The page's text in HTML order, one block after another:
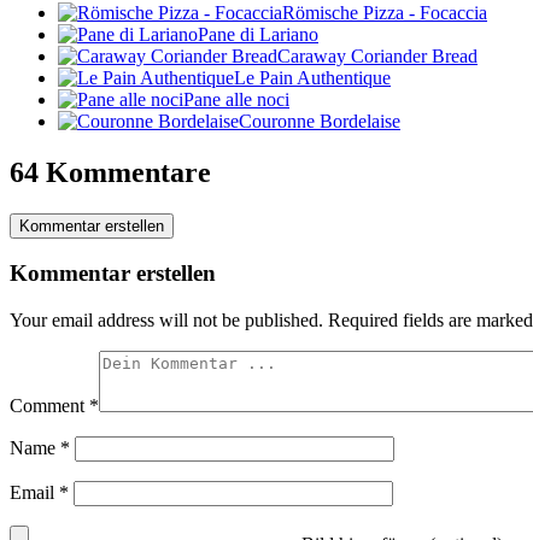
Römische Pizza - Focaccia
Pane di Lariano
Caraway Coriander Bread
Le Pain Authentique
Pane alle noci
Couronne Bordelaise
64 Kommentare
Kommentar erstellen
Kommentar erstellen
Your email address will not be published. Required fields are marked
Comment *
Name *
Email *